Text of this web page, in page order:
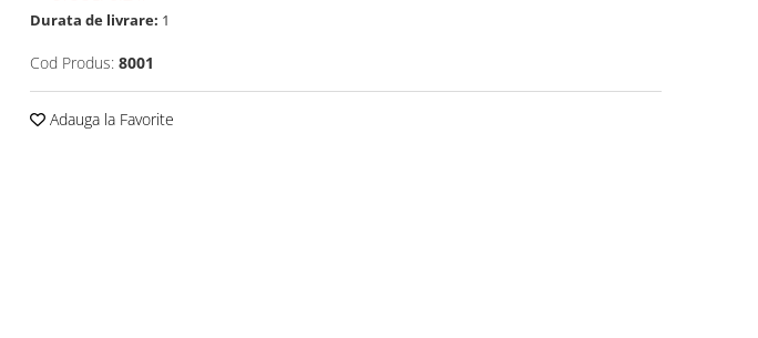
Durata de livrare: 1
Cod Produs: 8001
Adauga la Favorite